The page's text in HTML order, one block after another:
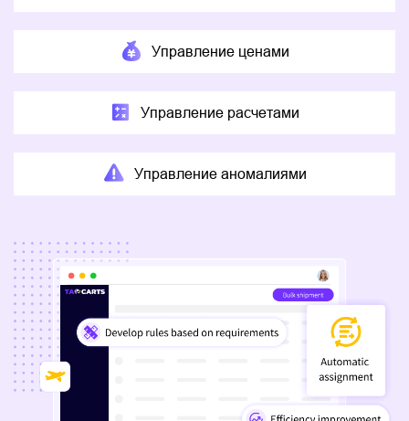
Управление ценами
Управление расчетами
Управление аномалиями